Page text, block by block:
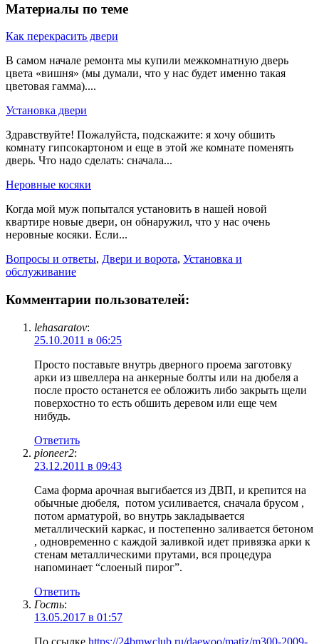
Материалы по теме
Как перекрасить двери
В самом начале ремонта мы купили межкомнатную дверь
цвета «вишня» (мы думали, что у нас будет именно такая
цветовая гамма)....
Установка двери
Здравствуйте! Пожалуйста, подскажите: я хочу обшить
комнату гипсокартоном и еще в этой же комнате поменять
дверь. Что надо сделать: сначала...
Неровные косяки
Когда мой муж попытался установить в нашей новой
квартире новые двери, он обнаружил, что у нас очень
неровные косяки. Если...
Вопросы и ответы, Двери и ворота, Установка и
обслуживание
Комментарии пользователей:
lehasaratov:
25.10.2011 в 06:25
Просто поставьте внутрь дверного проема заготовку
арки из швеллера на анкерные болты или на дюбеля а
после просто останется ее обложить либо закрыть щели
поверхостно то есть обшить деревом или еще чем
нибудь.
Ответить
pioneer2:
23.12.2011 в 09:43
Сама форма арочная выгибается из ДВП, и крепится на
обычные дюбеля, потом усиливается, сначала брусом ,
потом арматурой, во внутрь закладывается
металлический каркас, и постепенно заливается бетоном
, одновременно с каждой заливкой идет привязка арки к
стенам металлическими прутами, вся процедура
напоминает “слоеный пирог”.
Ответить
Гость:
13.05.2017 в 01:57
По ссылке https://24bmwclub.ru/daewoo/matiz/m300-2009-